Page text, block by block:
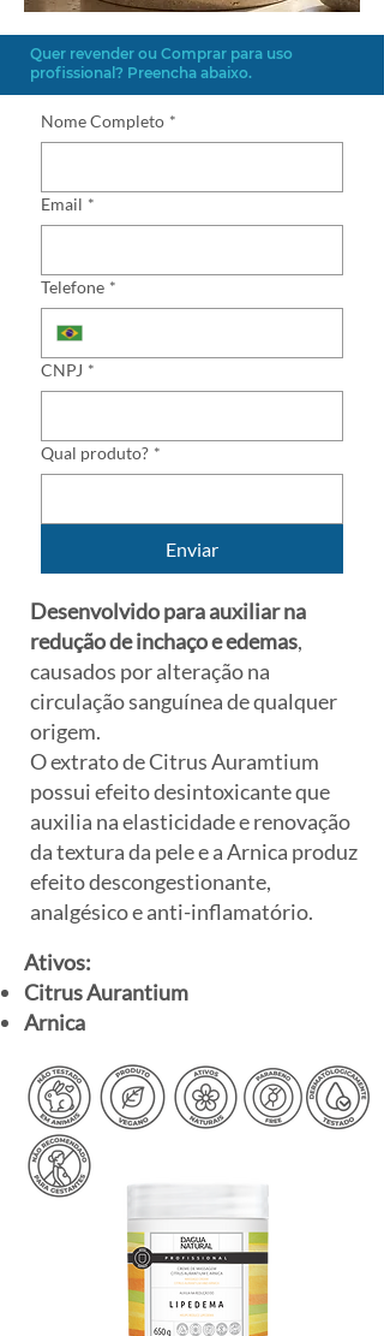
Quer revender ou Comprar para uso
profissional? Preencha abaixo.
Nome Completo *
Email *
Telefone *
CNPJ *
Qual produto? *
Enviar
Desenvolvido para auxiliar na
redução de inchaço e edemas,
causados por alteração na
circulação sanguínea de qualquer
origem.
O extrato de Citrus Auramtium
possui efeito desintoxicante que
auxilia na elasticidade e renovação
da textura da pele e a Arnica produz
efeito descongestionante,
analgésico e anti-inflamatório.
Ativos:
Citrus Aurantium
Arnica